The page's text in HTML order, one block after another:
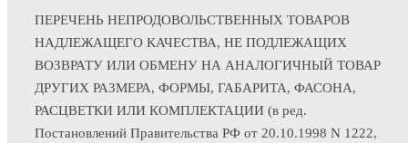
ПЕРЕЧЕНЬ НЕПРОДОВОЛЬСТВЕННЫХ ТОВАРОВ
НАДЛЕЖАЩЕГО КАЧЕСТВА, НЕ ПОДЛЕЖАЩИХ
ВОЗВРАТУ ИЛИ ОБМЕНУ НА АНАЛОГИЧНЫЙ ТОВАР
ДРУГИХ РАЗМЕРА, ФОРМЫ, ГАБАРИТА, ФАСОНА,
РАСЦВЕТКИ ИЛИ КОМПЛЕКТАЦИИ (в ред.
Постановлений Правительства РФ от 20.10.1998 N 1222,